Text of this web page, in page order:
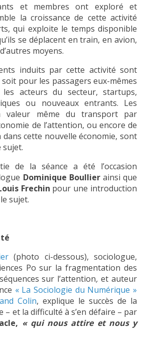
et membres ont exploré et
la croissance de cette activité
qui exploite le temps disponible
se déplacent en train, en avion,
moyens.
induits par cette activité sont
pour les passagers eux-mêmes
acteurs du secteur, startups,
ou nouveaux entrants. Les
valeur même du transport par
de l’attention, ou encore de
dans cette nouvelle économie, sont
sujet.
de la séance a été l’occasion
Dominique Boullierainsi que
Frechin pour une introduction
sujet.
(photo ci-dessous), sociologue,
Po sur la fragmentation des
sur l’attention,et auteur
« La Sociologie du Numérique »
Colin, explique le succès de la
– et la difficulté à s’en défaire – par
« qui nous attire et nous y